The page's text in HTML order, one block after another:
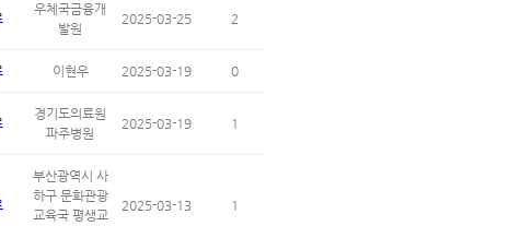
우체국금융개
발원
2025-03-25 2
이현우 2025-03-19 0
경기도의료원
파주병원
2025-03-19 1
부산광역시 사
하구 문화관광
교육국 평생교
2025-03-13 1